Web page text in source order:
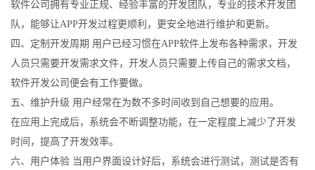
软件公司拥有专业正规、经验丰富的开发团队，专业的技术开发团
队，能够让APP开发过程更顺利，更安全地进行维护和更新。
四、定制开发周期 用户已经习惯在APP软件上发布各种需求，开发
人员只需要开发需求文件，开发人员只需要上传自己的需求文档，
软件开发公司便会有工作要做。
五、维护升级 用户经常在为数不多时间收到自己想要的应用。
在应用上完成后，系统会不断调整功能，在一定程度上减少了开发
时间，提高了开发效率。
六、用户体验 当用户界面设计好后，系统会进行测试，测试是否有